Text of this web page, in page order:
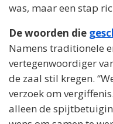
was, maar een stap
De woorden die
Namens traditionele
vertegenwoordiger
de zaal stil kregen.
verzoek om
alleen de